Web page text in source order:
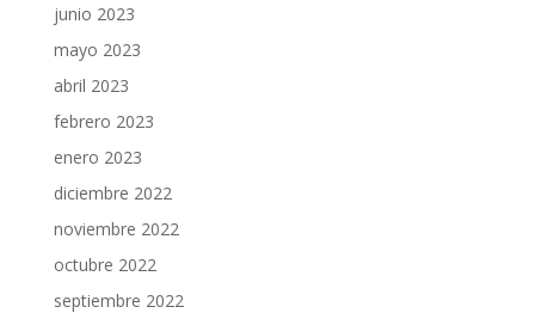
junio 2023
mayo 2023
abril 2023
febrero 2023
enero 2023
diciembre 2022
noviembre 2022
octubre 2022
septiembre 2022